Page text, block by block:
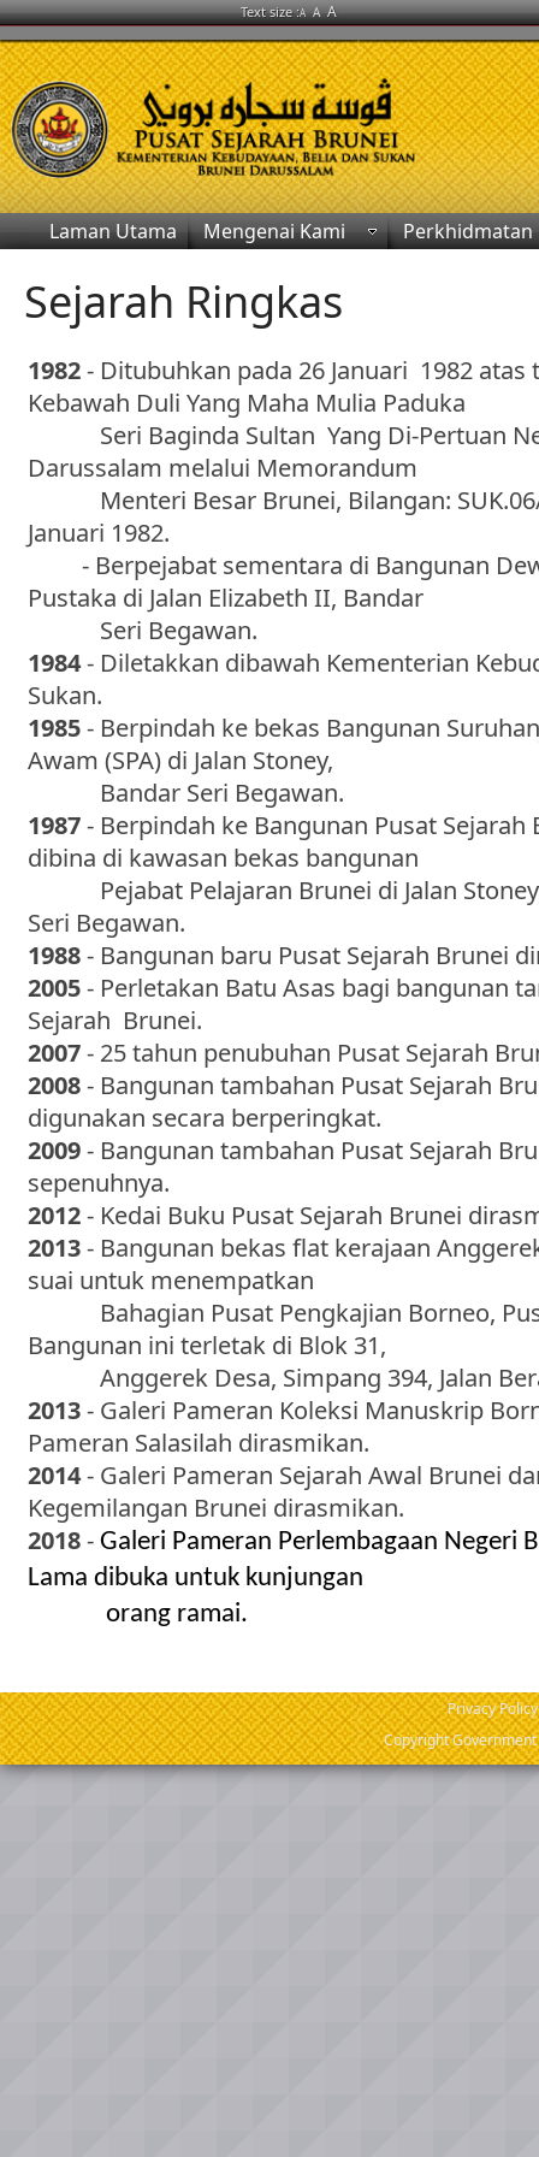
Text size :A A A
Laman Utama Mengenai Kami Perkhidmatan
Sejarah Ringkas
1982- Ditubuhkan pada 26 Januari 1982 atas
Kebawah Duli Yang Maha Mulia Paduka
Seri Baginda Sultan Yang Di-Pertuan
Darussalam melalui Memorandum
Menteri Besar Brunei, Bilangan:
Januari 1982.
- Berpejabat sementara di Bangunan
Pustaka di Jalan Elizabeth II, Bandar
Seri Begawan.
1984- Diletakkan dibawah Kementerian
Sukan.
1985- Berpindah ke bekas Bangunan
Awam (SPA) di Jalan Stoney,
Bandar Seri Begawan.
1987- Berpindah ke Bangunan Pusat Sejarah
dibina di kawasan bekas bangunan
Pejabat Pelajaran Brunei di Jalan
Seri Begawan.
1988- Bangunan baru Pusat Sejarah Brunei
2005- Perletakan Batu Asas bagi bangunan
Sejarah Brunei.
2007- 25 tahun penubuhan Pusat Sejarah
2008- Bangunan tambahan Pusat Sejarah
digunakan secara berperingkat.
2009- Bangunan tambahan Pusat Sejarah
sepenuhnya.
2012- Kedai Buku Pusat Sejarah Brunei
2013- Bangunan bekas flat kerajaan
suai untuk menempatkan
Bahagian Pusat Pengkajian Borneo,
Bangunan ini terletak di Blok 31,
Anggerek Desa, Simpang 394, Jalan
2013- Galeri Pameran Koleksi Manuskrip
Pameran Salasilah dirasmikan.
2014- Galeri Pameran Sejarah Awal Brunei
Kegemilangan Brunei dirasmikan.
2018- Galeri Pameran Perlembagaan Negeri
Lama dibuka untuk kunjungan
orang ramai.
Privacy Policy
Copyright